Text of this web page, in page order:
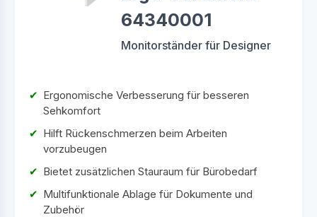
64340001
Monitorständer für Designer
Ergonomische Verbesserung für besseren
Sehkomfort
Hilft Rückenschmerzen beim Arbeiten
vorzubeugen
Bietet zusätzlichen Stauraum für Bürobedarf
Multifunktionale Ablage für Dokumente und
Zubehör